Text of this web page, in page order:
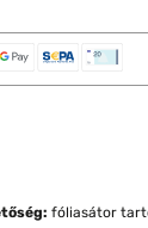
fóliasátor